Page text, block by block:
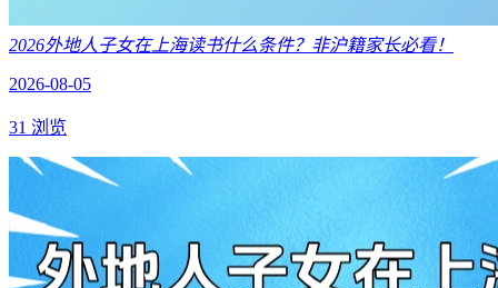
2026外地人子女在上海读书什么条件？非沪籍家长必看！
2026-08-05
31 浏览